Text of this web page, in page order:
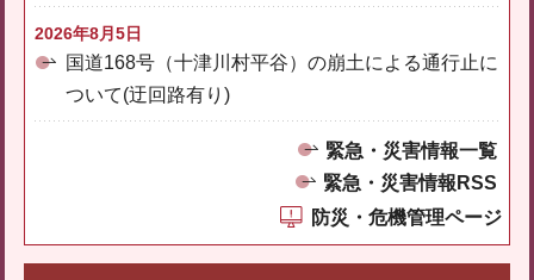
2026年8月5日
国道168号（十津川村平谷）の崩土による通行止に
ついて(迂回路有り)
緊急・災害情報一覧
緊急・災害情報RSS
防災・危機管理ページ